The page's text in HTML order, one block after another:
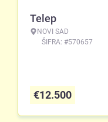
Telep
NOVI SAD
ŠIFRA: #570657
€12.500